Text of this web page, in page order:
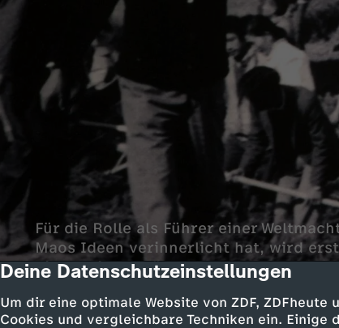
cmp-dialog-description
Deine Datenschutzeinstellungen
Um dir eine optimale Website von ZDF,
Cookies und vergleichbare Techniken ein. Einige
Für die Rolle als Führer einer
Maos Ideen verinnerlicht hat, wird
diktatorische Züge erkennbar werden,
Vater war Opfer der Kulturrevolution.